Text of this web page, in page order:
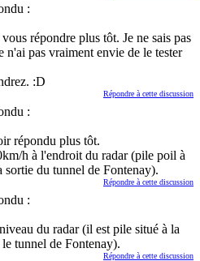
:
répondre plus tôt. Je ne sais pas
n'ai pas vraiment envie de le tester
:D
Répondre à cette discussion
:
répondu plus tôt.
h à l'endroit du radar (pile poil à
du tunnel de Fontenay).
Répondre à cette discussion
:
du radar (il est pile situé à la
tunnel de Fontenay).
Répondre à cette discussion